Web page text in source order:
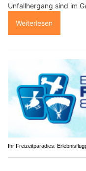
Unfallhergang sind im
Weiterlesen
Ihr Freizeitparadies: